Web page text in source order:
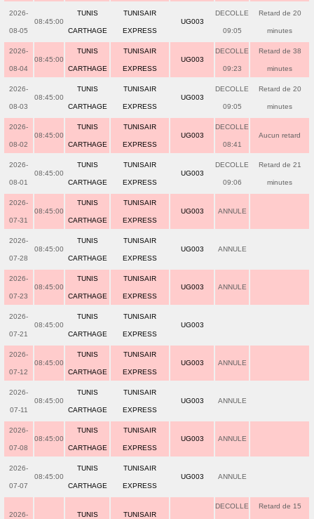
2026-
08-05
08:45:00
TUNIS
CARTHAGE
TUNISAIR
EXPRESS
UG003
DECOLLE
09:05
Retard de 20
minutes
2026-
08-04
08:45:00
TUNIS
CARTHAGE
TUNISAIR
EXPRESS
UG003
DECOLLE
09:23
Retard de 38
minutes
2026-
08-03
08:45:00
TUNIS
CARTHAGE
TUNISAIR
EXPRESS
UG003
DECOLLE
09:05
Retard de 20
minutes
2026-
08-02
08:45:00
TUNIS
CARTHAGE
TUNISAIR
EXPRESS
UG003
DECOLLE
08:41
Aucun retard
2026-
08-01
08:45:00
TUNIS
CARTHAGE
TUNISAIR
EXPRESS
UG003
DECOLLE
09:06
Retard de 21
minutes
2026-
07-31
08:45:00
TUNIS
CARTHAGE
TUNISAIR
EXPRESS
UG003 ANNULE
2026-
07-28
08:45:00
TUNIS
CARTHAGE
TUNISAIR
EXPRESS
UG003 ANNULE
2026-
07-23
08:45:00
TUNIS
CARTHAGE
TUNISAIR
EXPRESS
UG003 ANNULE
2026-
07-21
08:45:00
TUNIS
CARTHAGE
TUNISAIR
EXPRESS
UG003
2026-
07-12
08:45:00
TUNIS
CARTHAGE
TUNISAIR
EXPRESS
UG003 ANNULE
2026-
07-11
08:45:00
TUNIS
CARTHAGE
TUNISAIR
EXPRESS
UG003 ANNULE
2026-
07-08
08:45:00
TUNIS
CARTHAGE
TUNISAIR
EXPRESS
UG003 ANNULE
2026-
07-07
08:45:00
TUNIS
CARTHAGE
TUNISAIR
EXPRESS
UG003 ANNULE
2026- TUNIS TUNISAIR
DECOLLE Retard de 15